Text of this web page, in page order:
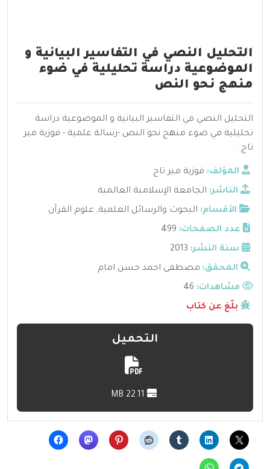
التحليل النصي في التفاسير البيانية و
الموضوعية دراسة تحليلية في ضوء
منهج نحو النص
التحليل النصي في التفاسير البيانية و الموضوعية دراسة
تحليلية في ضوء منهج نحو النص -رسالة علمية - فوزية مير
تاج .
المؤلف: فوزية مير تاج
الناشر: الجامعة الإسلامية العالمية
الأقسام: البحوث والرسائل العلمية, علوم القرآن
عدد الصفحات: 499
سنة النشر: 2013
المحقق: مصطفى احمد حسن امام
مشاهدات:
بلّغ عن كتاب
التحميل